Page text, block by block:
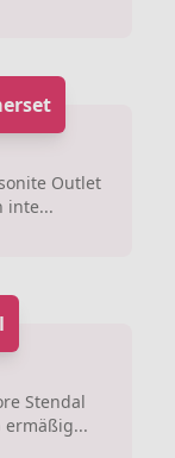
Outlet
inte...
Stendal
ermäßig...